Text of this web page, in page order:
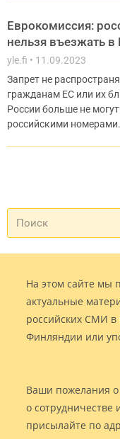
Еврокомиссия:
нельзя въезжать
yle.fi
11.09.2023
Запрет не
гражданам ЕС или их
России больше не
российскими номерами.
На этом сайте мы
актуальные
российских СМИ в
Финляндии или
Ваши пожелания о
о
присылайте по